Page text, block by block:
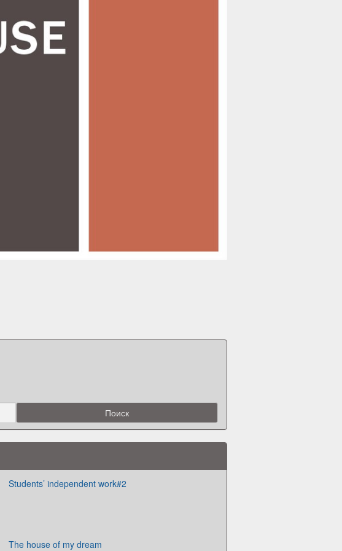
Students’ independent work#2
The house of my dream